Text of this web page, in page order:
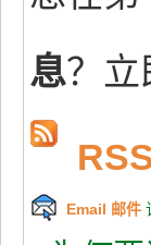
息？立
Email 邮件